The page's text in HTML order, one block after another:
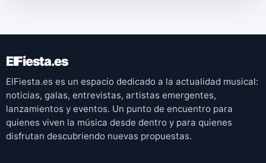
ElFiesta.es
ElFiesta.es es un espacio dedicado a la actualidad musical:
noticias, galas, entrevistas, artistas emergentes,
lanzamientos y eventos. Un punto de encuentro para
quienes viven la música desde dentro y para quienes
disfrutan descubriendo nuevas propuestas.